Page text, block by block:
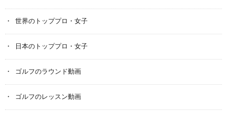
世界のトッププロ・女子
日本のトッププロ・女子
ゴルフのラウンド動画
ゴルフのレッスン動画